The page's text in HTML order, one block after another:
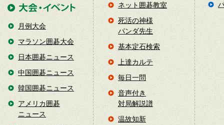
月例大会
マラソン囲碁大会
日本囲碁ニュース
中国囲碁ニュース
韓国囲碁ニュース
アメリカ囲碁
ニュース
ネット囲碁教室
死活の神様
パンダ先生
基本定石検索
上達カルテ
毎日一問
音声付き
対局解説譜
温故知新